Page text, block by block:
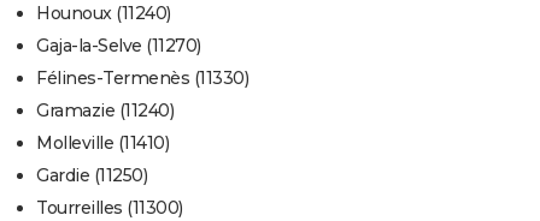
Hounoux (11240)
Gaja-la-Selve (11270)
Félines-Termenès (11330)
Gramazie (11240)
Molleville (11410)
Gardie (11250)
Tourreilles (11300)